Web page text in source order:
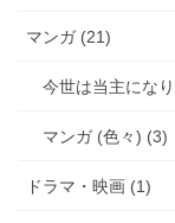
マンガ (21)
今世は当主にな
マンガ (色々) (3)
ドラマ・映画 (1)